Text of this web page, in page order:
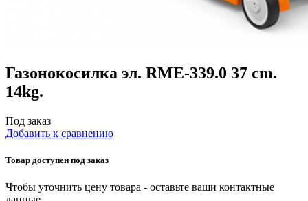
Газонокосилка эл. RМЕ-339.0 37 cm.
14kg.
Под заказ
Добавить к сравнению
Товар доступен под заказ
Чтобы уточнить цену товара - оставьте ваши контактные